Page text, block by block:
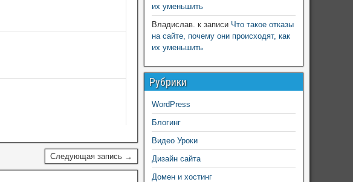
Следующая запись →
их уменьшить
Владислав. к записи Что такое отказы
на сайте, почему они происходят, как
их уменьшить
Рубрики
WordPress
Блогинг
Видео Уроки
Дизайн сайта
Домен и хостинг